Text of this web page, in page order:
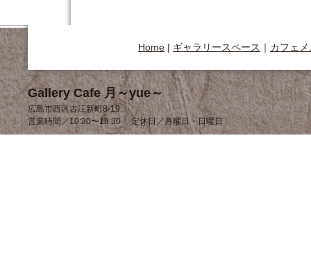
Home | ギャラリースペース ｜ カフェ
Gallery Cafe 月～yue～
広島市西区古江新町8-19
営業時間／10:30〜18:30 定休日／月曜日・日曜日